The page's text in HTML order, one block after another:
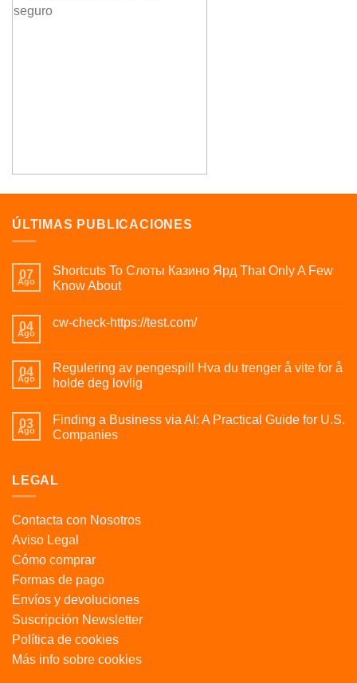
ÚLTIMAS PUBLICACIONES
07
Ago
Shortcuts To Слоты Казино Ярд That Only A Few
Know About
04
Ago
cw-check-https://test.com/
04
Ago
Regulering av pengespill Hva du trenger å vite for å
holde deg lovlig
03
Ago
Finding a Business via AI: A Practical Guide for U.S.
Companies
LEGAL
Contacta con Nosotros
Aviso Legal
Cómo comprar
Formas de pago
Envíos y devoluciones
Suscripción Newsletter
Política de cookies
Más info sobre cookies